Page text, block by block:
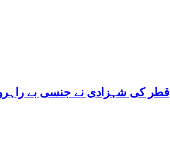
قطر کی شہزادی نے جنسی بے راہروی میں مغرب کو